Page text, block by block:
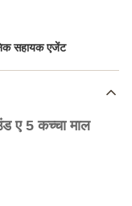
सहायक एजेंट
ए 5 कच्चा माल